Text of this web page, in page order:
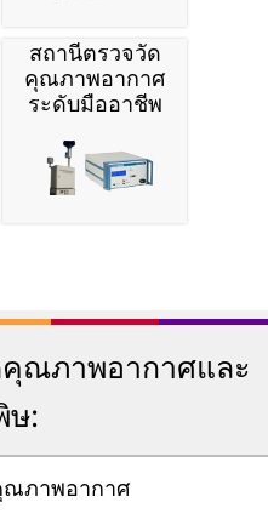
สถานีตรวจวัด
คุณภาพอากาศ
ระดับมืออาชีพ
คุณภาพอากาศและ
ษ:
ณภาพอากาศ